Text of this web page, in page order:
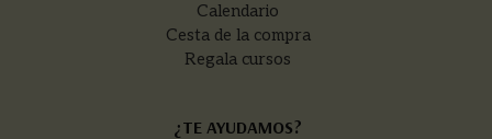
Calendario
Cesta de la compra
Regala cursos
¿TE AYUDAMOS?